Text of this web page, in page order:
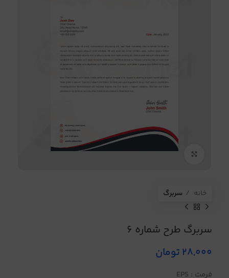
برای بزرگنمایی کلیک کنید
خانه سربرگ
سربرگ طرح شماره 6
28,000تومان
فرمت : EPS